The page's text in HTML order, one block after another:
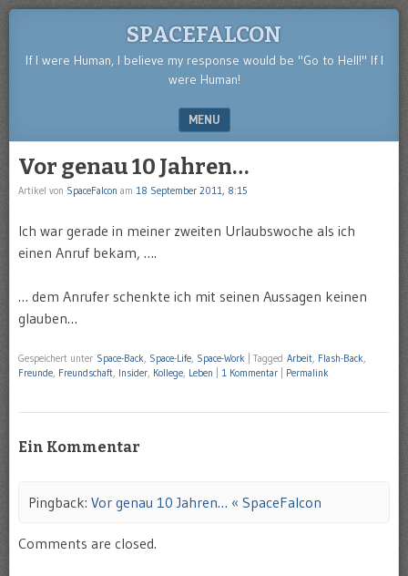
SPACEFALCON
If I were Human, I believe my response would be "Go to Hell!" If I
were Human!
MENU
Vor genau 10 Jahren…
Artikel von SpaceFalcon am 18 September 2011, 8:15
Ich war gerade in meiner zweiten Urlaubswoche als ich
einen Anruf bekam, ….
… dem Anrufer schenkte ich mit seinen Aussagen keinen
glauben…
Gespeichert unter Space-Back, Space-Life, Space-Work Tagged Arbeit, Flash-Back,
Freunde, Freundschaft, Insider, Kollege, Leben 1 Kommentar Permalink
Ein Kommentar
Pingback: Vor genau 10 Jahren… « SpaceFalcon
Comments are closed.